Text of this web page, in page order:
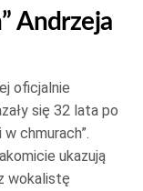
Andrzeja
oficjalnie
się 32 lata po
chmurach”.
ukazują
wokalistę